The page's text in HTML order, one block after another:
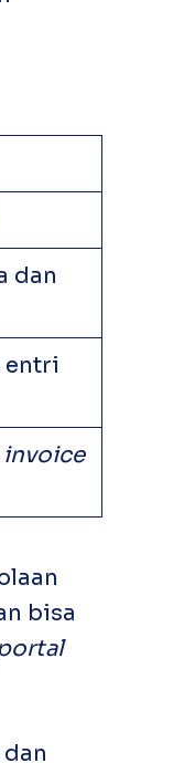
dan
entri
invoice
bisa